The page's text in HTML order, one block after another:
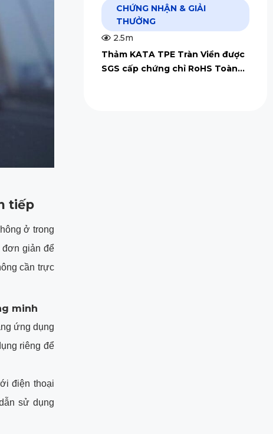
tiếp
ở trong
giản để
cần trực
minh
ứng dụng
riêng để
điện thoại
sử dụng
CHỨNG NHẬN & GIẢI
THƯỞNG
2.5m
Thảm KATA TPE Tràn Viền được
SGS cấp chứng chỉ RoHS Toàn